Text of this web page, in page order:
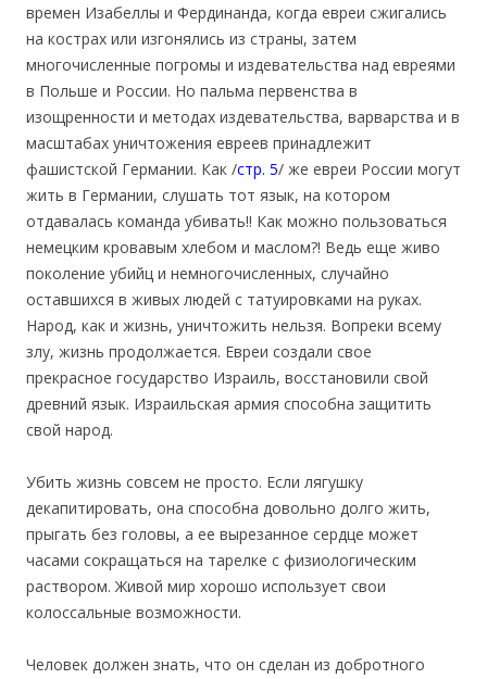
времен Изабеллы и Фердинанда, когда евреи сжигались
на кострах или изгонялись из страны, затем
многочисленные погромы и издевательства над евреями
в Польше и России. Но пальма первенства в
изощренности и методах издевательства, варварства и в
масштабах уничтожения евреев принадлежит
фашистской Германии. Как /стр. 5/ же евреи России могут
жить в Германии, слушать тот язык, на котором
отдавалась команда убивать!! Как можно пользоваться
немецким кровавым хлебом и маслом?! Ведь еще живо
поколение убийц и немногочисленных, случайно
оставшихся в живых людей с татуировками на руках.
Народ, как и жизнь, уничтожить нельзя. Вопреки всему
злу, жизнь продолжается. Евреи создали свое
прекрасное государство Израиль, восстановили свой
древний язык. Израильская армия способна защитить
свой народ.
Убить жизнь совсем не просто. Если лягушку
декапитировать, она способна довольно долго жить,
прыгать без головы, а ее вырезанное сердце может
часами сокращаться на тарелке с физиологическим
раствором. Живой мир хорошо использует свои
колоссальные возможности.
Человек должен знать, что он сделан из добротного